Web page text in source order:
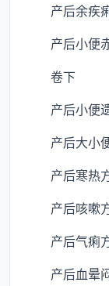
产后余疾痢
产后小便赤
卷下
产后小便遗
产后大小便
产后寒热方
产后咳嗽方
产后气痢方
产后血晕闷